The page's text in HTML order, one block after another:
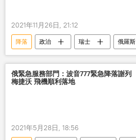
2021年11月26日, 21:12
降落 政治 瑞士 俄羅斯
俄緊急服務部門：波音777緊急降落謝列
梅捷沃 飛機順利落地
2021年5月28日, 18:56